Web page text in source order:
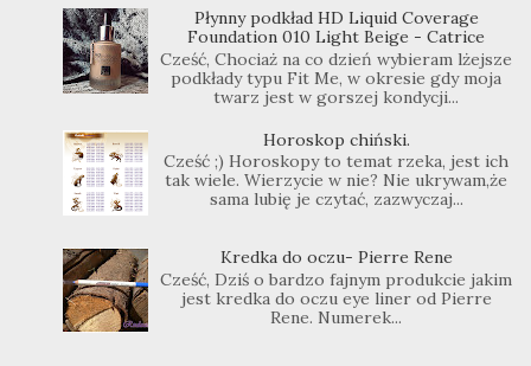
Płynny podkład HD Liquid Coverage
Foundation 010 Light Beige - Catrice
Cześć, Chociaż na co dzień wybieram lżejsze
podkłady typu Fit Me, w okresie gdy moja
twarz jest w gorszej kondycji...
Horoskop chiński.
Cześć ;) Horoskopy to temat rzeka, jest ich
tak wiele. Wierzycie w nie? Nie ukrywam,że
sama lubię je czytać, zazwyczaj...
Kredka do oczu- Pierre Rene
Cześć, Dziś o bardzo fajnym produkcie jakim
jest kredka do oczu eye liner od Pierre
Rene. Numerek...